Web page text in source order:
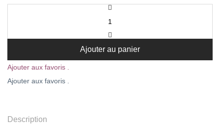
Ajouter au panier
Ajouter aux favoris .
Ajouter aux favoris .
Description